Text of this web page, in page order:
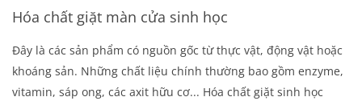
Hóa chất giặt màn cửa sinh học
Đây là các sản phẩm có nguồn gốc từ thực vật, động vật hoặc
khoáng sản. Những chất liệu chính thường bao gồm enzyme,
vitamin, sáp ong, các axit hữu cơ... Hóa chất giặt sinh học